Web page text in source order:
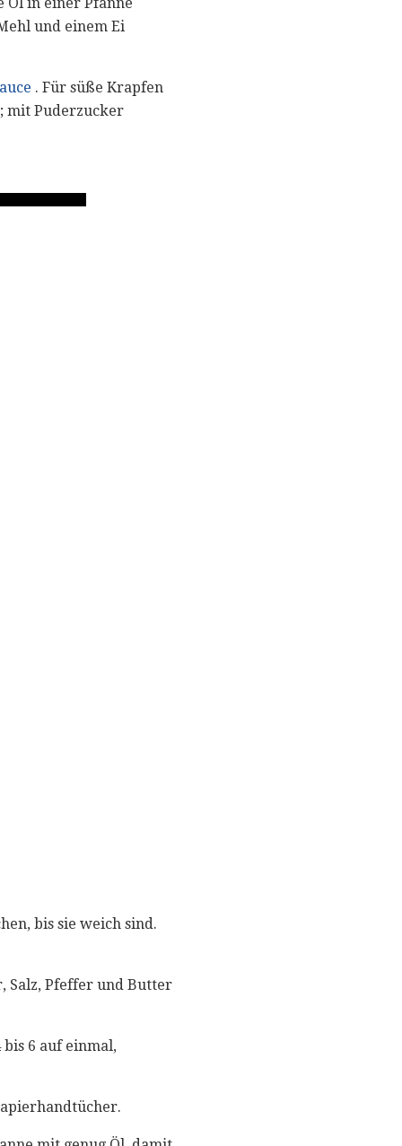
in einer Pfanne
und einem Ei
. Für süße Krapfen
mit Puderzucker
bis sie weich sind.
Salz, Pfeffer und Butter
6 auf einmal,